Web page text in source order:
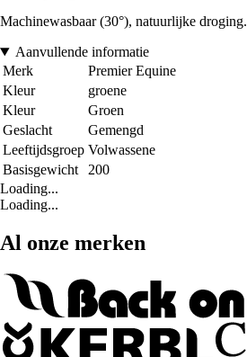
Machinewasbaar (30°), natuurlijke droging.
Aanvullende informatie
Merk
Premier Equine
Kleur
groene
Kleur
Groen
Geslacht
Gemengd
Leeftijdsgroep Volwassene
Basisgewicht
200
Loading...
Loading...
Al onze merken